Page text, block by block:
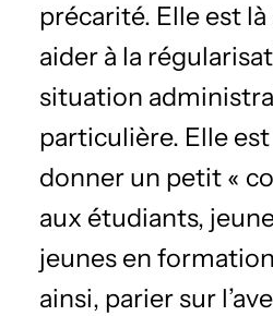
précarité. Elle est
aider à la
situation
particulière. Elle
donner un petit «
aux étudiants,
jeunes en
ainsi, parier sur